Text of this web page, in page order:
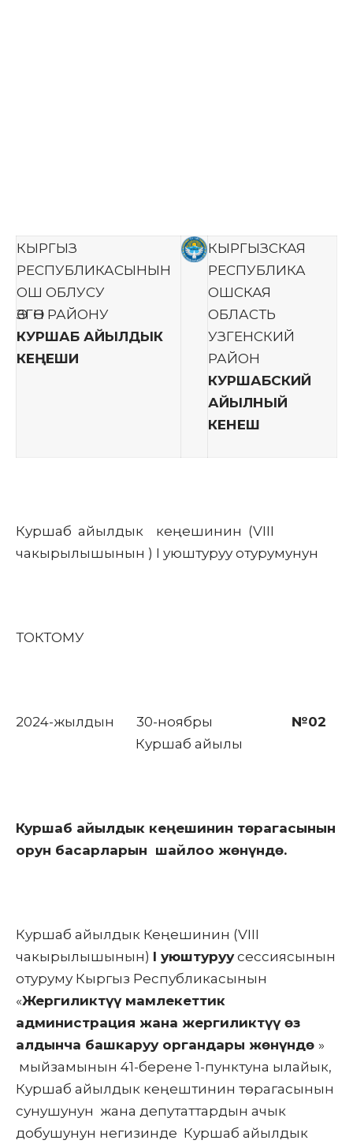
КЫРГЫЗ
РЕСПУБЛИКАСЫНЫН
ОШ ОБЛУСУ
ӨЗГӨН РАЙОНУ
КУРШАБ АЙЫЛДЫК
КЕҢЕШИ
КЫРГЫЗСКАЯ
РЕСПУБЛИКА
ОШСКАЯ
ОБЛАСТЬ
УЗГЕНСКИЙ
РАЙОН
КУРШАБСКИЙ
АЙЫЛНЫЙ
КЕНЕШ
Куршаб айылдык кеңешинин (VIII
чакырылышынын ) I уюштуруу отурумунун
ТОКТОМУ
2024-жылдын 30-ноябры №02
Куршаб айылы
Куршаб айылдык кеңешинин төрагасынын
орун басарларын шайлоо жөнүндө.
Куршаб айылдык Кеңешинин (VIII
чакырылышынын) I уюштуруусессиясынын
отуруму Кыргыз Республикасынын
«Жергиликтүү мамлекеттик
администрация жана жергиликтүү өз
алдынча башкаруу органдары жөнүндө »
мыйзамынын 41-берене 1-пунктуна ылайык,
Куршаб айылдык кеңештинин төрагасынын
сунушунун жана депутаттардын ачык
добушунун негизинде Куршаб айылдык